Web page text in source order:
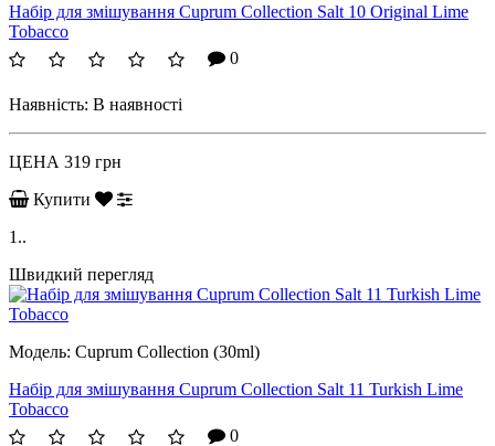
Набір для змішування Cuprum Collection Salt 10 Original Lime
Tobacco
0
Наявність: В наявності
ЦЕНА 319 грн
Купити
1..
Швидкий перегляд
Модель: Cuprum Collection (30ml)
Набір для змішування Cuprum Collection Salt 11 Turkish Lime
Tobacco
0